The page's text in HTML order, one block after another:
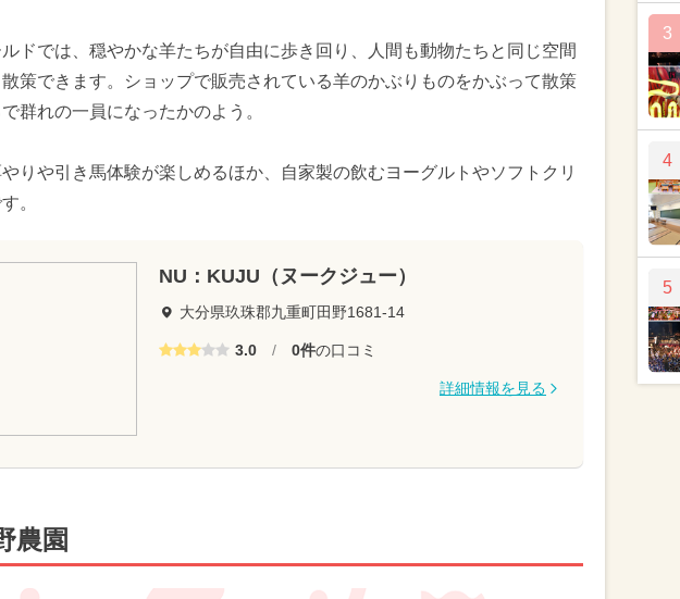
ドでは、穏やかな羊たちが自由に歩き回り、人間も動物たちと同じ空間
策できます。ショップで販売されている羊のかぶりものをかぶって散策
群れの一員になったかのよう。
りや引き馬体験が楽しめるほか、自家製の飲むヨーグルトやソフトクリ
。
NU：KUJU（ヌークジュー）
大分県玖珠郡九重町田野1681-14
3.0 / 0件の口コミ
詳細情報を見る
農園
3
4
5